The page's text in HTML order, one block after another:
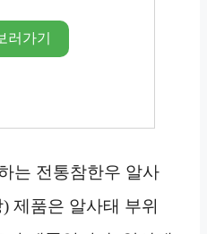
러가기
는 전통참한우 알사
제품은 알사태 부위